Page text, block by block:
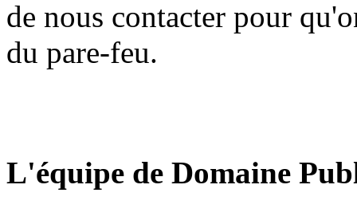
de nous contacter pour
du pare-feu.
L'équipe de Domaine